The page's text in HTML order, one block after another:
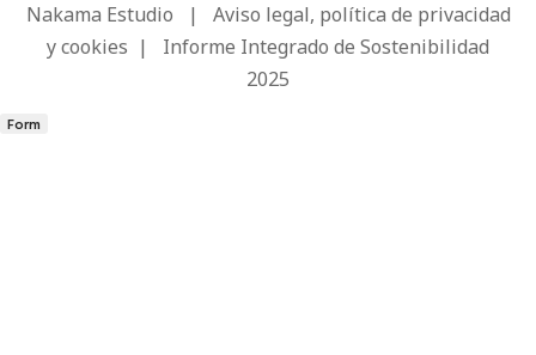
Nakama Estudio | Aviso legal, política de privacidad
y cookies | Informe Integrado de Sostenibilidad
2025
Form